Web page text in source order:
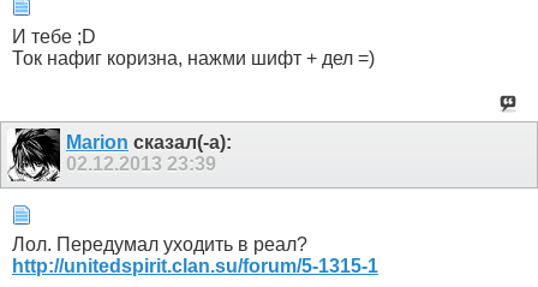
И тебе ;D
Ток нафиг коризна, нажми шифт + дел =)
Marion сказал(-а):
02.12.2013 23:39
Лол. Передумал уходить в реал?
http://unitedspirit.clan.su/forum/5-1315-1